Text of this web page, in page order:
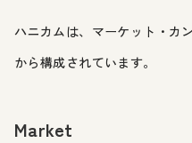
ハニカムは、マーケット・カ
から構成されています。
Market